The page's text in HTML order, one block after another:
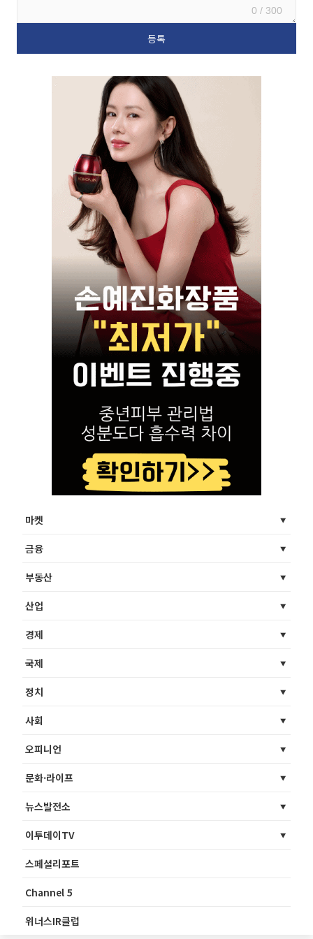
0 / 300
마켓
금융
부동산
산업
경제
국제
정치
사회
오피니언
문화·라이프
뉴스발전소
이투데이TV
스페셜리포트
Channel 5
위너스IR클럽